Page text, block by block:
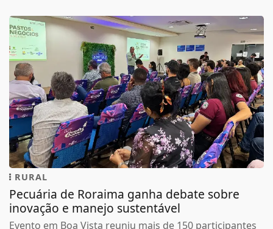
RURAL
Pecuária de Roraima ganha debate sobre
inovação e manejo sustentável
Evento em Boa Vista reuniu mais de 150 participantes